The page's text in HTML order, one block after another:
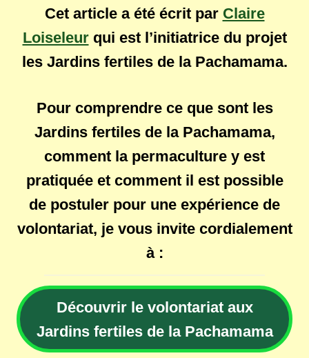
Cet article a été écrit par Claire
Loiseleurqui est l’initiatrice du projet
les Jardins fertiles de la Pachamama.
Pour comprendre ce que sont les
Jardins fertiles de la Pachamama,
comment la permaculture y est
pratiquée et comment il est possible
de postuler pour une expérience de
volontariat, je vous invite cordialement
à :
Découvrir le volontariat aux
Jardins fertiles de la Pachamama